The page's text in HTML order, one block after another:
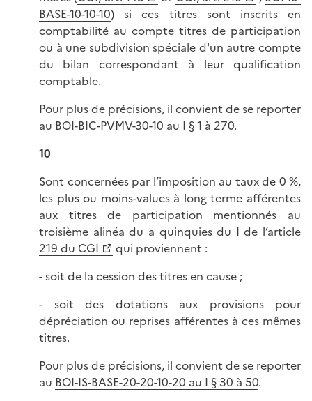
BASE-10-10-10) si ces titres sont inscrits en
comptabilité au compte titres de participation
ou à une subdivision spéciale d'un autre compte
du bilan correspondant à leur qualification
comptable.
Pour plus de précisions, il convient de se reporter
au BOI-BIC-PVMV-30-10 au I § 1 à 270.
10
Sont concernées par l’imposition au taux de 0 %,
les plus ou moins-values à long terme afférentes
aux titres de participation mentionnés au
troisième alinéa du a quinquies du I de l’article
219 du CGI
qui proviennent :
- soit de la cession des titres en cause ;
- soit des dotations aux provisions pour
dépréciation ou reprises afférentes à ces mêmes
titres.
Pour plus de précisions, il convient de se reporter
au BOI-IS-BASE-20-20-10-20 au I § 30 à 50.